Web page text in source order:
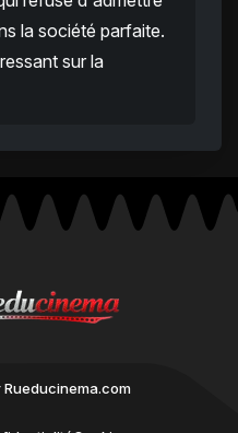
la société parfaite.
sur la